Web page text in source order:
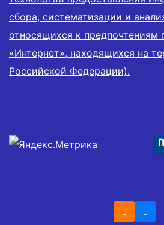
сбора, систематизации и
относящихся к предпочтениям
«Интернет», находящихся на
Российской Федерации).